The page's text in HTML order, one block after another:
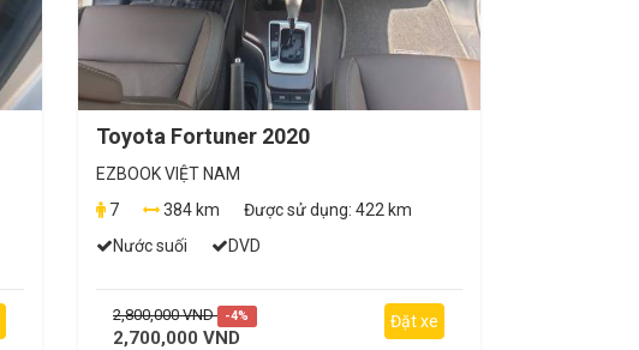
Toyota Fortuner 2020
EZBOOK VIỆT NAM
7
384 km Được sử dụng: 422 km
Nước suối
DVD
2,800,000 VND -4%
2,700,000 VND
Đặt xe